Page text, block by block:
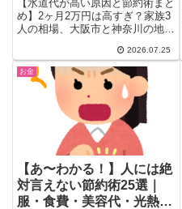
【水道代が高い原因と節約術まと
め】2ヶ月2万円は高すぎ？家族3
人の相場、大阪市と神奈川の地域
シャワーヘッド・食洗機の効果ま
で、ガル民20人のリアルな声を
厳選。体験談ベースで今日からで
きる節約術がわかります。
2026.07.25
お金
【あ〜わかる！】人には絶
対言えない節約術25選｜
服・食費・美容代・光熱費